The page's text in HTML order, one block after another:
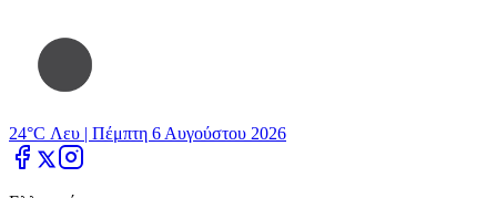
24°C Λευ | Πέμπτη 6 Αυγούστου 2026